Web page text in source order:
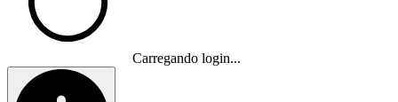
Carregando login...